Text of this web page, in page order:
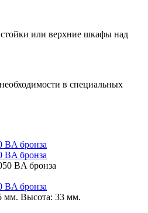
или верхние шкафы над
в специальных
BA бронза
BA бронза
BA бронза
мм. Высота: 33 мм.